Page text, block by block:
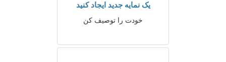
یک نمایه جدید ایجاد کنید
خودت را توصیف کن